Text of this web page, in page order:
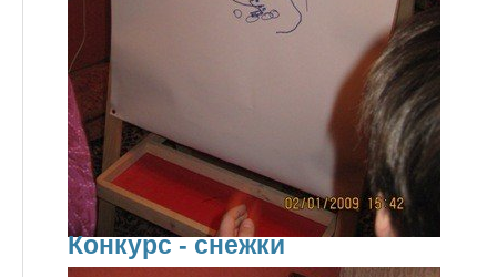
Конкурс - снежки